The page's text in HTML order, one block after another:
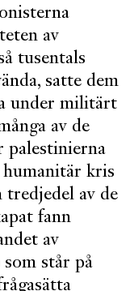
av
tusentals
satte dem
under militärt
av de
palestinierna
humanitär kris
av de
fann
av
står på